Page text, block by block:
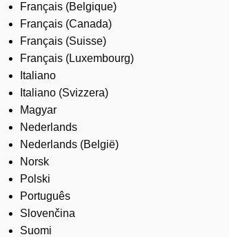
Français (Belgique)
Français (Canada)
Français (Suisse)
Français (Luxembourg)
Italiano
Italiano (Svizzera)
Magyar
Nederlands
Nederlands (België)
Norsk
Polski
Português
Slovenčina
Suomi